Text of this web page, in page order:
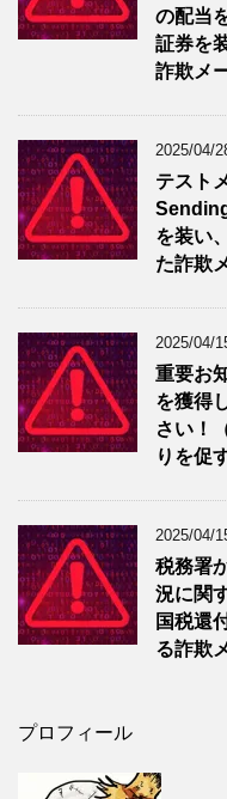
の配当
証券を
詐欺メ
2025/04/
テスト
を装い
た詐欺
2025/04/
重要お
を獲得
さい！
りを促
2025/04/
税務署
況に関
国税還
る詐欺
プロフィール